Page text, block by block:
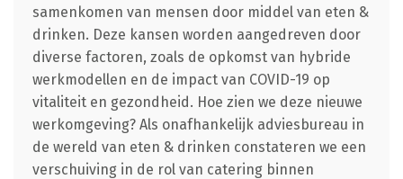
samenkomen van mensen door middel van eten &
drinken. Deze kansen worden aangedreven door
diverse factoren, zoals de opkomst van hybride
werkmodellen en de impact van COVID-19 op
vitaliteit en gezondheid. Hoe zien we deze nieuwe
werkomgeving? Als onafhankelijk adviesbureau in
de wereld van eten & drinken constateren we een
verschuiving in de rol van catering binnen